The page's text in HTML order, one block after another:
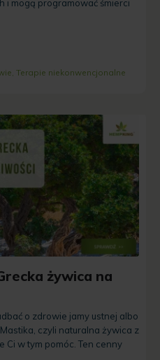
i mogą programować śmierci
Terapie niekonwencjonalne
żywica na
o zdrowie jamy ustnej albo
czyli naturalna żywica z
w tym pomóc. Ten cenny